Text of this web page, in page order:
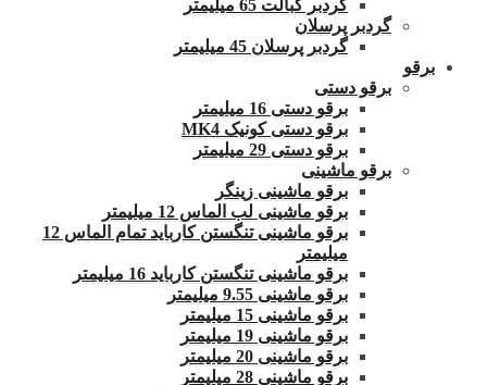
گردبر کبالت 65 میلیمتر
گردبر پرسلان
گردبر پرسلان 45 میلیمتر
برقو
برقو دستی
برقو دستی 16 میلیمتر
برقو دستی کونیک MK4
برقو دستی 29 میلیمتر
برقو ماشینی
برقو ماشینی زینگر
برقو ماشینی لب الماس 12 میلیمتر
برقو ماشینی تنگستن کارباید تمام الماس 12
میلیمتر
برقو ماشینی تنگستن کارباید 16 میلیمتر
برقو ماشینی 9.55 میلیمتر
برقو ماشینی 15 میلیمتر
برقو ماشینی 19 میلیمتر
برقو ماشینی 20 میلیمتر
برقو ماشینی 28 میلیمتر